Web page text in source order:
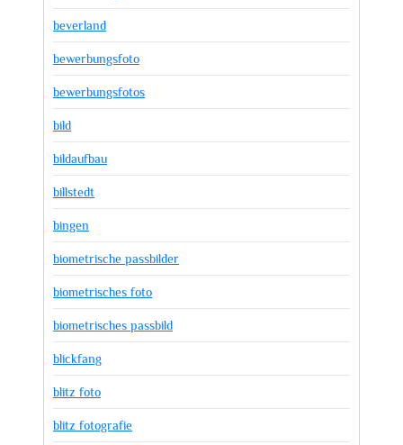
beverland
bewerbungsfoto
bewerbungsfotos
bild
bildaufbau
billstedt
bingen
biometrische passbilder
biometrisches foto
biometrisches passbild
blickfang
blitz foto
blitz fotografie